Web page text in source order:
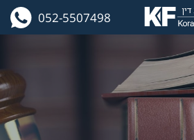
052-5507498